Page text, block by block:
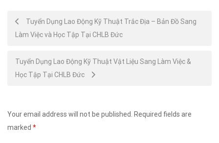
Post
navigation
Tuyển Dụng Lao Động Kỹ Thuật Trắc Địa – Bản Đồ Sang
Làm Việc và Học Tập Tại CHLB Đức
Tuyển Dụng Lao Động Kỹ Thuật Vật Liệu Sang Làm Việc &
Học Tập Tại CHLB Đức
Your email address will not be published.
Required fields are
marked *